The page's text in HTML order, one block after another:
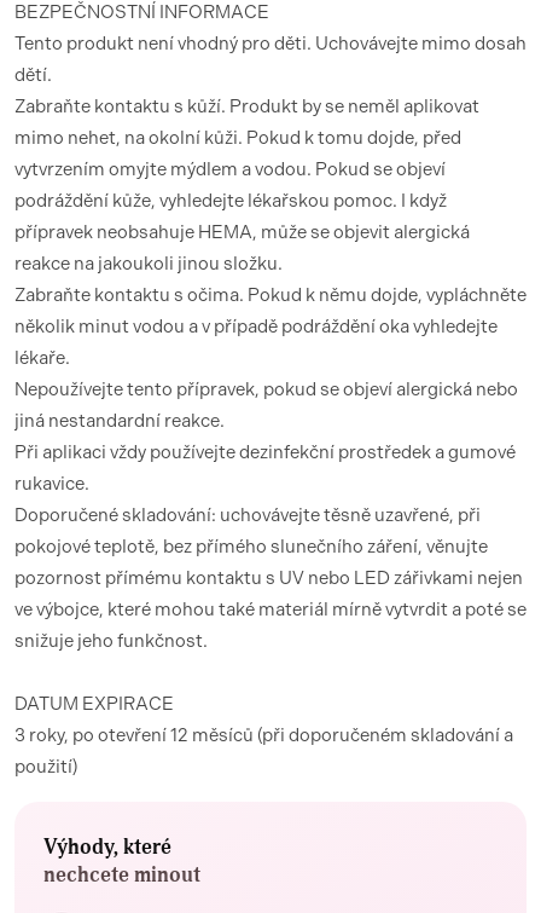
BEZPEČNOSTNÍ INFORMACE
Tento produkt není vhodný pro děti. Uchovávejte mimo dosah
dětí.
Zabraňte kontaktu s kůží. Produkt by se neměl aplikovat
mimo nehet, na okolní kůži. Pokud k tomu dojde, před
vytvrzením omyjte mýdlem a vodou. Pokud se objeví
podráždění kůže, vyhledejte lékařskou pomoc. I když
přípravek neobsahuje HEMA, může se objevit alergická
reakce na jakoukoli jinou složku.
Zabraňte kontaktu s očima. Pokud k němu dojde, vypláchněte
několik minut vodou a v případě podráždění oka vyhledejte
lékaře.
Nepoužívejte tento přípravek, pokud se objeví alergická nebo
jiná nestandardní reakce.
Při aplikaci vždy používejte dezinfekční prostředek a gumové
rukavice.
Doporučené skladování: uchovávejte těsně uzavřené, při
pokojové teplotě, bez přímého slunečního záření, věnujte
pozornost přímému kontaktu s UV nebo LED zářivkami nejen
ve výbojce, které mohou také materiál mírně vytvrdit a poté se
snižuje jeho funkčnost.
DATUM EXPIRACE
3 roky, po otevření 12 měsíců (při doporučeném skladování a
použití)
Výhody, které
nechcete minout